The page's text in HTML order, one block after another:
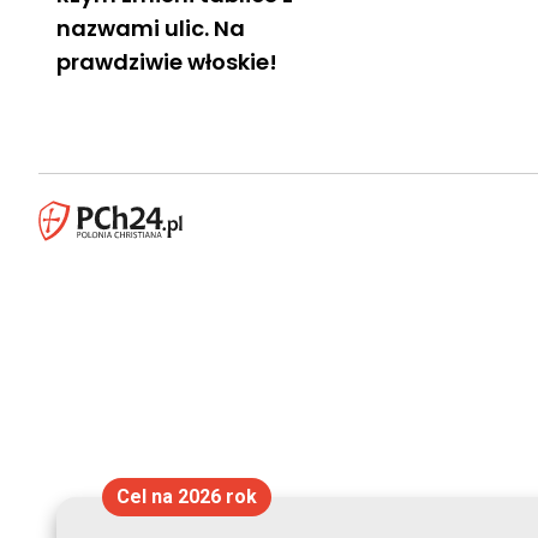
nazwami ulic. Na
prawdziwie włoskie!
Cel na 2026 rok